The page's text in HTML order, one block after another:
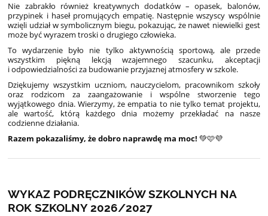
Nie zabrakło również kreatywnych dodatków – opasek, balonów,
przypinek i haseł promujących empatię. Następnie wszyscy wspólnie
wzięli udział w symbolicznym biegu, pokazując, że nawet niewielki gest
może być wyrazem troski o drugiego człowieka.
To wydarzenie było nie tylko aktywnością sportową, ale przede
wszystkim piękną lekcją wzajemnego szacunku, akceptacji
i odpowiedzialności za budowanie przyjaznej atmosfery w szkole.
Dziękujemy wszystkim uczniom, nauczycielom, pracownikom szkoły
oraz rodzicom za zaangażowanie i wspólne stworzenie tego
wyjątkowego dnia. Wierzymy, że empatia to nie tylko temat projektu,
ale wartość, którą każdego dnia możemy przekładać na nasze
codzienne działania.
Razem pokazaliśmy, że dobro naprawdę ma moc! 💚🩷💜
WYKAZ PODRĘCZNIKÓW SZKOLNYCH NA
ROK SZKOLNY 2026/2027